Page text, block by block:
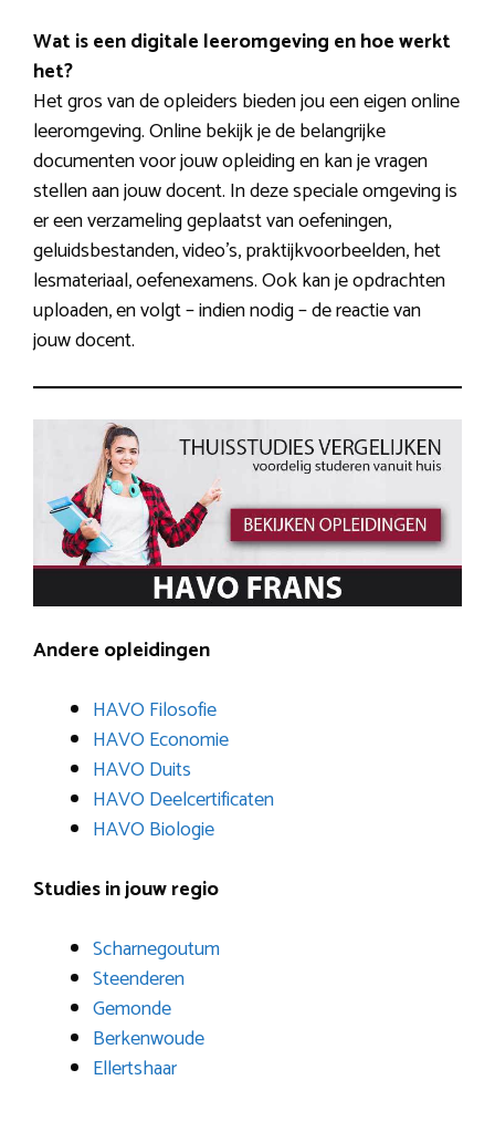
Wat is een digitale leeromgeving en hoe werkt
het?
Het gros van de opleiders bieden jou een eigen online
leeromgeving. Online bekijk je de belangrijke
documenten voor jouw opleiding en kan je vragen
stellen aan jouw docent. In deze speciale omgeving is
er een verzameling geplaatst van oefeningen,
geluidsbestanden, video’s, praktijkvoorbeelden, het
lesmateriaal, oefenexamens. Ook kan je opdrachten
uploaden, en volgt – indien nodig – de reactie van
jouw docent.
Andere opleidingen
HAVO Filosofie
HAVO Economie
HAVO Duits
HAVO Deelcertificaten
HAVO Biologie
Studies in jouw regio
Scharnegoutum
Steenderen
Gemonde
Berkenwoude
Ellertshaar